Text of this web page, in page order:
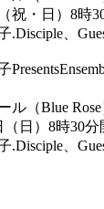
祝・日）8時
.Disciple、
ル（Blue Rose
（日）8時30
.Disciple、